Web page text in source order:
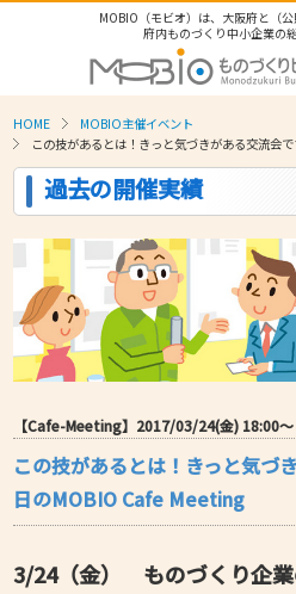
MOBIO（モビオ）は、大阪府と（
府内ものづくり中小企業の
HOME
MOBIO主催イベント
この技があるとは！きっと気づきがある交流会
過去の開催実績
【Cafe-Meeting】2017/03/24(金) 18:00
この技があるとは！きっと気づ
日のMOBIO Cafe Meeting
3/24（金） ものづくり企